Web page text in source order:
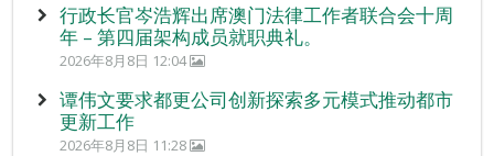
行政长官岑浩辉出席澳门法律工作者联合会十周
年 – 第四届架构成员就职典礼。
2026年8月8日 12:04
谭伟文要求都更公司创新探索多元模式推动都市
更新工作
2026年8月8日 11:28